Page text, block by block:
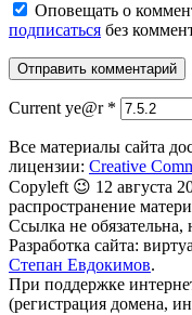
Оповещать о
подписаться без
Current ye@r *
Все материалы сайта
лицензии: Creative
Copyleft 😉 12 августа
распространение
Ссылка не обязательна,
Разработка сайта:
Степан Евдокимов.
При поддержке
(регистрация домена,